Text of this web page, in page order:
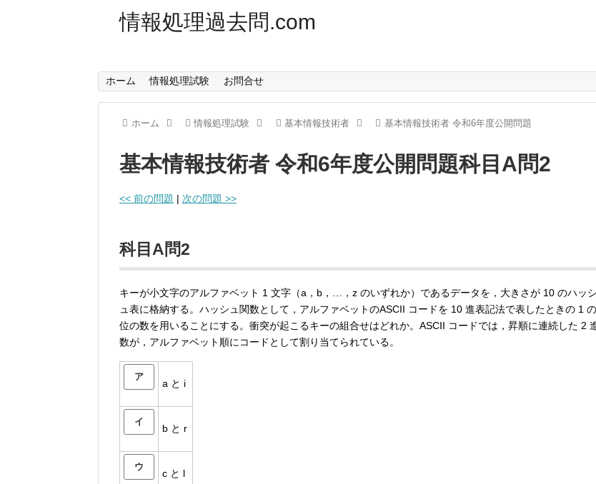
情報処理過去問.com
ホーム 情報処理試験 お問合せ
ホーム 情報処理試験 基本情報技術者 基本情報技術者 令和6年度公開問題
基本情報技術者 令和6年度公開問題科目A問2
<< 前の問題 | 次の問題 >>
科目A問2
キーが小文字のアルファベット 1 文字（a，b，…，z のいずれか）であるデータを，大きさが 10 のハッシ
ュ表に格納する。ハッシュ関数として，アルファベットのASCII コードを 10 進表記法で表したときの 1 の
位の数を用いることにする。衝突が起こるキーの組合せはどれか。ASCII コードでは，昇順に連続した 2
数が，アルファベット順にコードとして割り当てられている。
ア
a と i
イ
b と r
ウ
c と l